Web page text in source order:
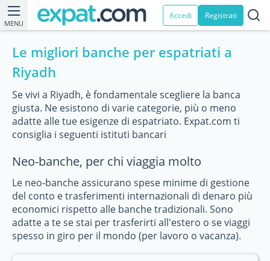
MENU
Accedi Registrati
Le migliori banche per espatriati a
Riyadh
Se vivi a Riyadh, è fondamentale scegliere la banca
giusta. Ne esistono di varie categorie, più o meno
adatte alle tue esigenze di espatriato. Expat.com ti
consiglia i seguenti istituti bancari
Neo-banche, per chi viaggia molto
Le neo-banche assicurano spese minime di gestione
del conto e trasferimenti internazionali di denaro più
economici rispetto alle banche tradizionali. Sono
adatte a te se stai per trasferirti all'estero o se viaggi
spesso in giro per il mondo (per lavoro o vacanza).